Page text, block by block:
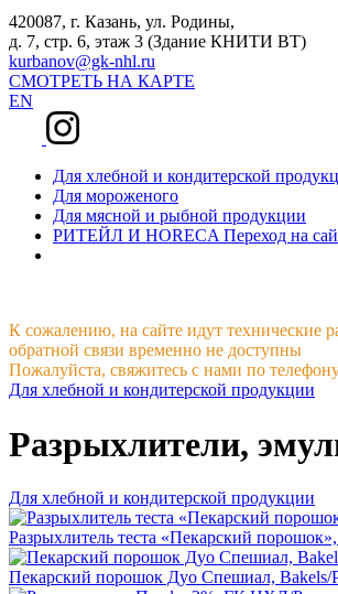
420087, г. Казань, ул. Родины,
д. 7, стр. 6, этаж 3 (Здание КНИТИ ВТ)
kurbanov@gk-nhl.ru
СМОТРЕТЬ НА КАРТЕ
EN
Для хлебной и кондитерской
Для мороженого
Для мясной и рыбной продукции
РИТЕЙЛ И HORECAПереход на
К сожалению, на сайте идут технические
обратной связи временно не доступны
Пожалуйста, свяжитесь с нами по
Для хлебной и кондитерской продукции
Разрыхлители,
Для хлебной и кондитерской продукции
Разрыхлитель теста «Пекарский
Пекарский порошок Дуо Спешиал, Bakels/